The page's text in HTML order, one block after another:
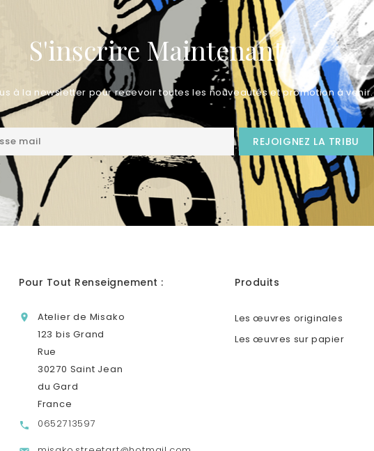
S'inscrire Maintenant
à la newsletter pour recevoir toutes les nouveautés et promotion à venir.
Pour Tout Renseignement :

Atelier de Misako
123 bis Grand
Rue
30270 Saint Jean
du Gard
France
 0652713597
Produits
Les œuvres originales
Les œuvres sur papier